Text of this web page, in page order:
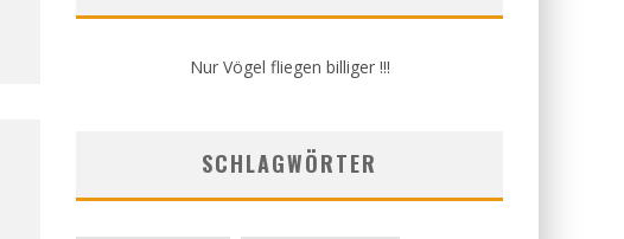
Nur Vögel fliegen billiger !!!
SCHLAGWÖRTER